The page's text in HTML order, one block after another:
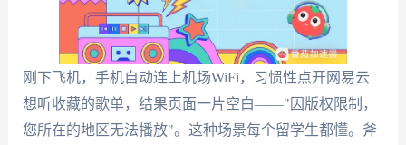
刚下飞机，手机自动连上机场WiFi，习惯性点开网易云
想听收藏的歌单，结果页面一片空白——"因版权限制，
您所在的地区无法播放"。这种场景每个留学生都懂。斧